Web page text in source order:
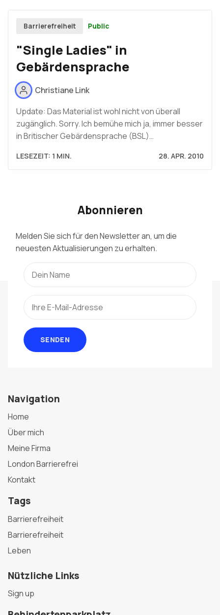
Barrierefreiheit Public
"Single Ladies" in
Gebärdensprache
Christiane Link
Update: Das Material ist wohl nicht von überall
zugänglich. Sorry. Ich bemühe mich ja, immer besser
in Britischer Gebärdensprache (BSL)…
LESEZEIT: 1 MIN. 28. APR. 2010
Abonnieren
Melden Sie sich für den Newsletter an, um die
neuesten Aktualisierungen zu erhalten.
SENDEN
Navigation
Home
Über mich
Meine Firma
London Barrierefrei
Kontakt
Tags
Barrierefreiheit
Barrierefreiheit
Leben
Nützliche Links
Sign up